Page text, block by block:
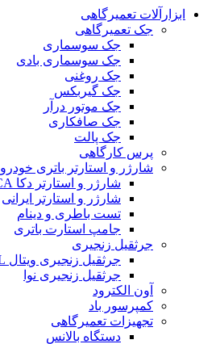
ابزارآلات تعمیرگاهی
جک تعمیرگاهی
جک سوسماری
جک سوسماری بادی
جک روغنی
جک گیربکس
جک موتور درآر
جک صافکاری
جک پالت
پرس کارگاهی
شارژر و استارتر باتری خودرو
شارژر و استارتر دکا DECA
شارژر و استارتر ایرانی
تست باطری و دینام
جامپ استارت باتری
جرثقیل زنجیری
جرثقیل زنجیری ویتال VITAL
جرثقیل زنجیری نوا
آون الکترود
کمپرسور باد
تجهیزات تعمیرگاهی
دستگاه بالانس